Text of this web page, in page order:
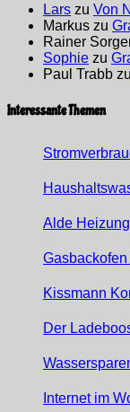
Lars zu Von
Markus zu
Rainer
Sophie zu
Paul Trabb zu
Interessante Themen
Alde
Gasbackofen
Kissmann
Der
Internet im